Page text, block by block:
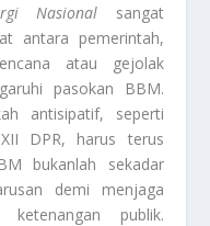
Nasional
sangat
antara pemerintah,
atau gejolak
pasokan BBM.
antisipatif, seperti
DPR, harus terus
bukanlah sekadar
demi menjaga
publik.